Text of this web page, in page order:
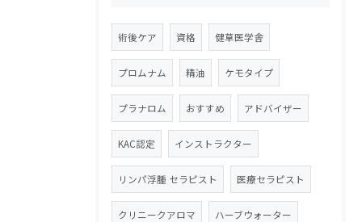
術後ケア 資格 健草医学舎
プロムナム 精油 ケモタイプ
プラナロム おすすめ アドバイザー
KAC認定 インストラクター
リンパ浮腫 セラピスト 医療セラピスト
クリニークアロマ ハーブウォーター